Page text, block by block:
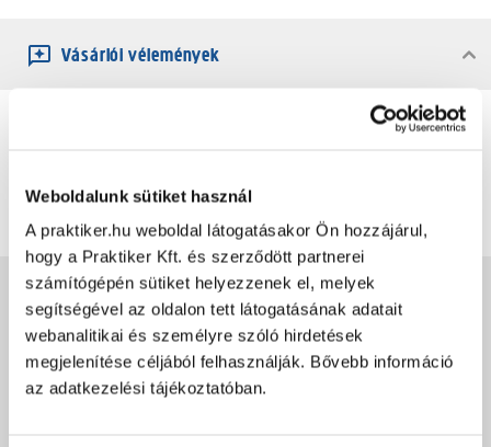
Weboldalunk sütiket használ
A praktiker.hu weboldal látogatásakor Ön hozzájárul,
hogy a Praktiker Kft. és szerződött partnerei
számítógépén sütiket helyezzenek el, melyek
segítségével az oldalon tett látogatásának adatait
webanalitikai és személyre szóló hirdetések
megjelenítése céljából felhasználják. Bővebb információ
az adatkezelési tájékoztatóban.
Vásárlói vélemények
Értékelés írása
Jótállás, szavatosság
Csomagolási és súly információk